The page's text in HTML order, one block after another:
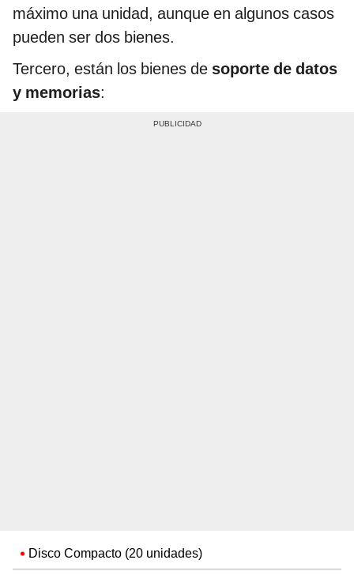
máximo una unidad, aunque en algunos casos
pueden ser dos bienes.
Tercero, están los bienes de soporte de datos
y memorias:
Disco Compacto (20 unidades)